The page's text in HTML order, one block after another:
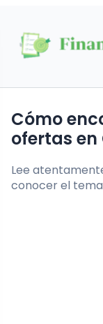
Cómo encontrar las mejores
ofertas en
Lee
conocer el